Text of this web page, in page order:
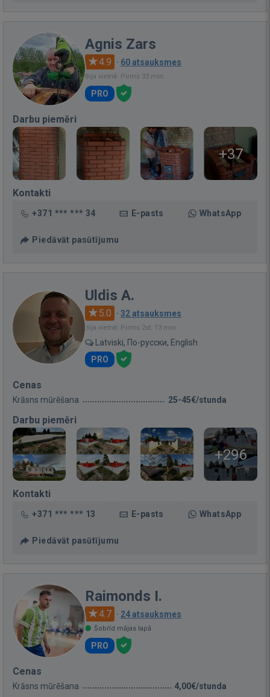
Agnis Zars
4.9 · 60 atsauksmes
Bija vietnē: Pirms 33 min.
PRO
Darbu piemēri
+37
Kontakti
+371 *** *** 34 E-pasts WhatsApp
Piedāvāt pasūtījumu
Uldis A.
5.0 · 32 atsauksmes
Bija vietnē: Pirms 2st. 13 min.
Latviski, По-русски, English
PRO
Cenas
Krāsns mūrēšana 25-45€/stunda
Darbu piemēri
+296
Kontakti
+371 *** *** 13 E-pasts WhatsApp
Piedāvāt pasūtījumu
Raimonds I.
4.7 · 24 atsauksmes
Šobrīd mājas lapā
PRO
Cenas
Krāsns mūrēšana 4,00€/stunda